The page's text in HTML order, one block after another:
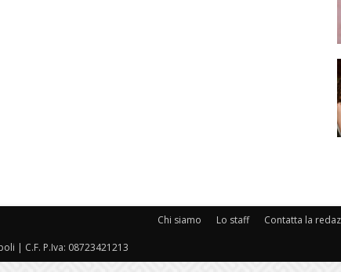
Chi siamo Lo staff Contatta la
| C.F. P.Iva: 08723421213